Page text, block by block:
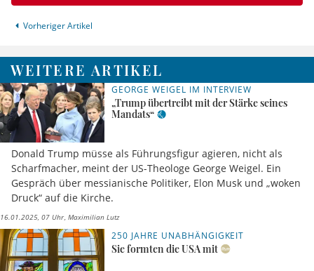
Vorheriger Artikel
WEITERE ARTIKEL
GEORGE WEIGEL IM INTERVIEW
„Trump übertreibt mit der Stärke seines
Mandats“
Donald Trump müsse als Führungsfigur agieren, nicht als
Scharfmacher, meint der US-Theologe George Weigel. Ein
Gespräch über messianische Politiker, Elon Musk und „woken
Druck“ auf die Kirche.
16.01.2025, 07 Uhr Maximilian Lutz
250 JAHRE UNABHÄNGIGKEIT
Sie formten die USA mit